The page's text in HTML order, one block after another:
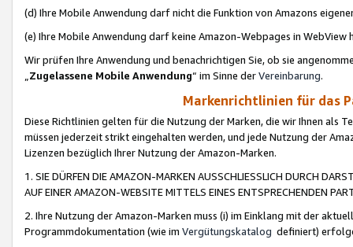
(d) Ihre Mobile Anwendung darf nicht die Funktion von Amazons
(e) Ihre Mobile Anwendung darf keine Amazon-Webpages in WebView
Wir prüfen Ihre Anwendung und benachrichtigen Sie, ob sie
„Zugelassene Mobile Anwendung“ im Sinne derVereinbarung.
Markenrichtlinien für das
Diese Richtlinien gelten für die Nutzung der Marken, die wir Ihnen als
müssen jederzeit strikt eingehalten werden, und jede Nutzung der
Lizenzen bezüglich Ihrer Nutzung der Amazon-Marken.
1. SIE DÜRFEN DIE AMAZON-MARKEN AUSSCHLIESSLICH DURCH
AUF EINER AMAZON-WEBSITE MITTELS EINES ENTSPRECHENDEN
2. Ihre Nutzung der Amazon-Marken muss (i) im Einklang mit der
Programmdokumentation (wie im Vergütungskatalog definiert)